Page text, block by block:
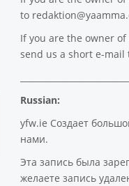
to
If you are the owner
send us a short e-mail
Russian:
yfw.ie Создает
нами.
Эта запись была
желаете запись